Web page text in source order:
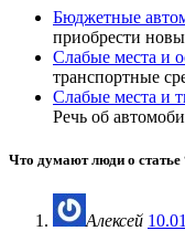
Бюджетные
приобрести
Слабые места и
транспортные
Слабые места и
Речь об
Что думают люди о статье
Алексей